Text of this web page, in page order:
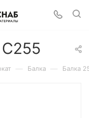
— Балка — Балка